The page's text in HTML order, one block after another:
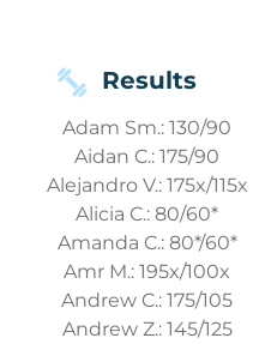
Results
Adam Sm.: 130/90
Aidan C.: 175/90
Alejandro V.: 175x/115x
Alicia C.: 80/60*
Amanda C.: 80*/60*
Amr M.: 195x/100x
Andrew C.: 175/105
Andrew Z.: 145/125